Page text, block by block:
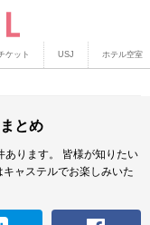
ケット USJ ホテル空室
とめ
ります。
皆様が知りたい
ャステルでお楽しみいた